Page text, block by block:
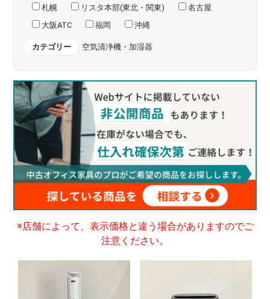
札幌
リスタ本部(東北・関東)
名古屋
大阪ATC
福岡 沖縄
カテゴリー 空気清浄機・加湿器
※店舗によって、表示価格と違う場合がありますのでご
注意ください。